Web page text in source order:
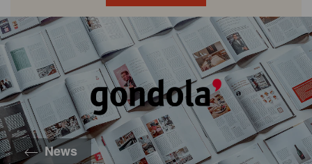
News
Gondola
academy
Gondola
society